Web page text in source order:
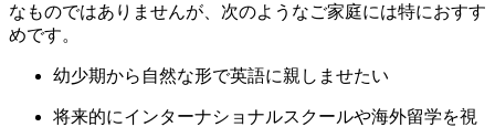
なものではありませんが、次のようなご家庭には特におすす
めです。
幼少期から自然な形で英語に親しませたい
将来的にインターナショナルスクールや海外留学を視